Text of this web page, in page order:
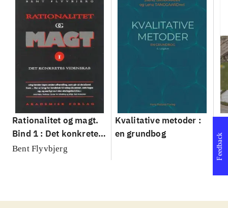
Rationalitet og magt.
Bind 1 : Det konkretes
videnskab
Bent Flyvbjerg
Kvalitative metoder :
en grundbog
Feedback